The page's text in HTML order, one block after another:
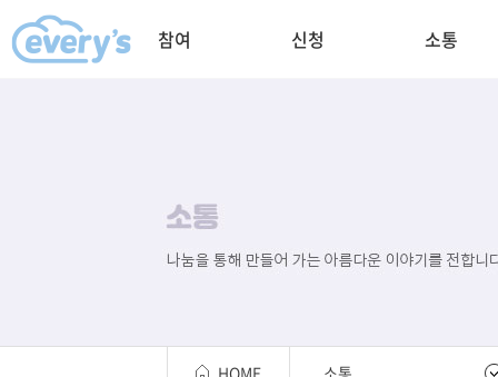
참여 신청 소통
HOME 소통